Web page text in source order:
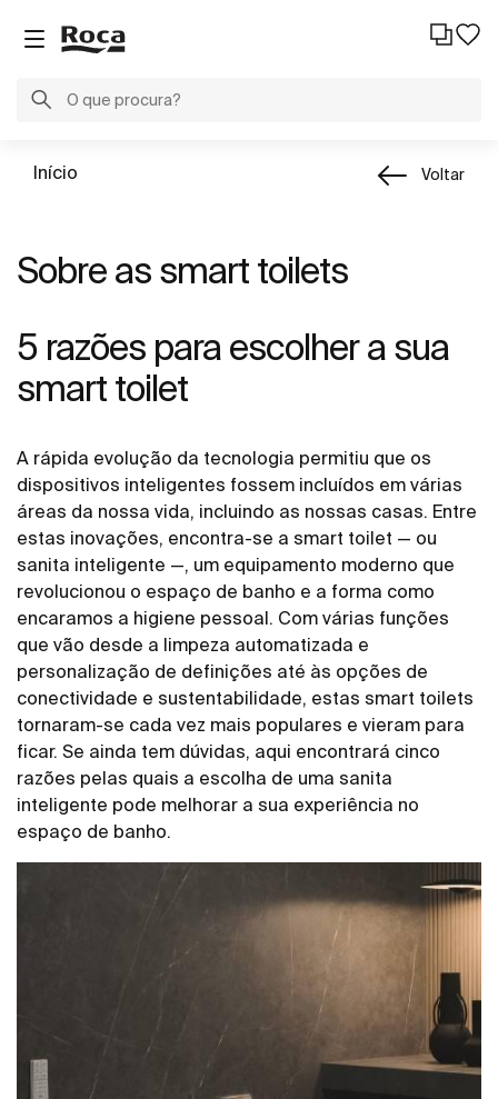
Início Voltar
Sobre as smart toilets
5 razões para escolher a sua
smart toilet
A rápida evolução da tecnologia permitiu que os
dispositivos inteligentes fossem incluídos em várias
áreas da nossa vida, incluindo as nossas casas. Entre
estas inovações, encontra-se a smart toilet — ou
sanita inteligente —, um equipamento moderno que
revolucionou o espaço de banho e a forma como
encaramos a higiene pessoal. Com várias funções
que vão desde a limpeza automatizada e
personalização de definições até às opções de
conectividade e sustentabilidade, estas smart toilets
tornaram-se cada vez mais populares e vieram para
ficar. Se ainda tem dúvidas, aqui encontrará cinco
razões pelas quais a escolha de uma sanita
inteligente pode melhorar a sua experiência no
espaço de banho.